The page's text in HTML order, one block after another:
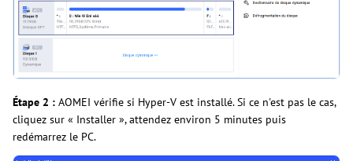
Étape 2 : AOMEI vérifie si Hyper-V est installé. Si ce n'est pas le cas,
cliquez sur « Installer », attendez environ 5 minutes puis
redémarrez le PC.